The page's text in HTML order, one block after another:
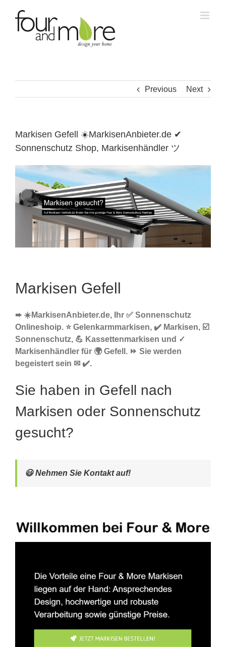
content
Previous Next
Markisen Gefell ☀️MarkisenAnbieter.de ✔
Sonnenschutz Shop, Markisenhändler ツ
Markisen Gefell
➨ ☀️MarkisenAnbieter.de, Ihr ✅ Sonnenschutz
Onlineshoip. ⭐ Gelenkarmmarkisen, ✔️ Markisen, ☑️
Sonnenschutz, 💪 Kassettenmarkisen und ✓
Markisenhändler für 🌍 Gefell. ⏩ Sie werden
begeistert sein ✉ ✔️.
Sie haben in Gefell nach
Markisen oder Sonnenschutz
gesucht?
😃 Nehmen Sie Kontakt auf!